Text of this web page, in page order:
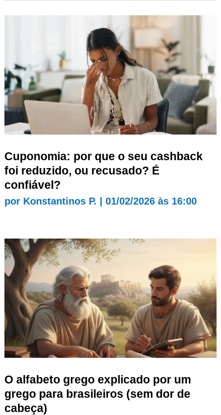
Cuponomia: por que o seu cashback
foi reduzido, ou recusado? É
confiável?
por Konstantinos P. 01/02/2026 às 16:00
O alfabeto grego explicado por um
grego para brasileiros (sem dor de
cabeça)